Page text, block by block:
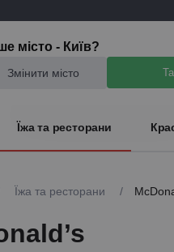
місто - Київ?
Змінити місто
Їжа та ресторани
Їжа та ресторани /